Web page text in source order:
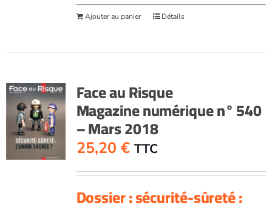
Ajouter au panier Détails
Face au Risque
Magazine numérique n° 540
– Mars 2018
25,20 € TTC
Dossier : sécurité-sûreté :